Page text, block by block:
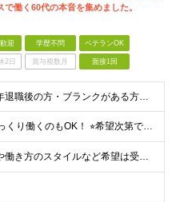
で働く60代の本音を集めました。
迎 学歴不問 ベテランOK
2日 賞与複数月 面接1回
＜未経験・定年退職後の方・ブランクがある方も大歓迎！＞ ※学歴不問 ★基本的なPCスキルをお持ちの方は歓迎します！ ★コミュニケーションが得意でない方でも大丈夫！ ★専門知識は不要、丁寧に指導しま
⭐︎週1日からゆっくり働くのもOK！ ⭐︎希望次第で収入UPも可能！ 日勤／日給10,400円～11,700円 当務（当直）／日給21,450円～24,700円 長夜勤／日給13,650円～15,2
≪通いやすさや働き方のスタイルなど希望は受け入れます！≫ ★転居を伴う転勤なし ★直行直帰が基本 ★駅チカ・オープニング案件も多数 ・希望に応じて東京都内近郊、ほか神奈川・千葉・埼玉も含め、配属先を